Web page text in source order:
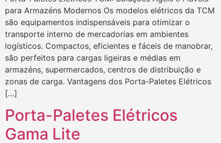
para Armazéns Modernos Os modelos elétricos da TCM
são equipamentos indispensáveis para otimizar o
transporte interno de mercadorias em ambientes
logísticos. Compactos, eficientes e fáceis de manobrar,
são perfeitos para cargas ligeiras e médias em
armazéns, supermercados, centros de distribuição e
zonas de carga. Vantagens dos Porta-Paletes Elétricos
[…]
Porta-Paletes Elétricos
Gama Lite